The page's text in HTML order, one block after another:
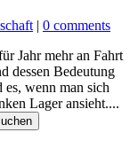
| 0 comments
Jahr mehr an Fahrt
dessen Bedeutung
wenn man sich
Lager ansieht....